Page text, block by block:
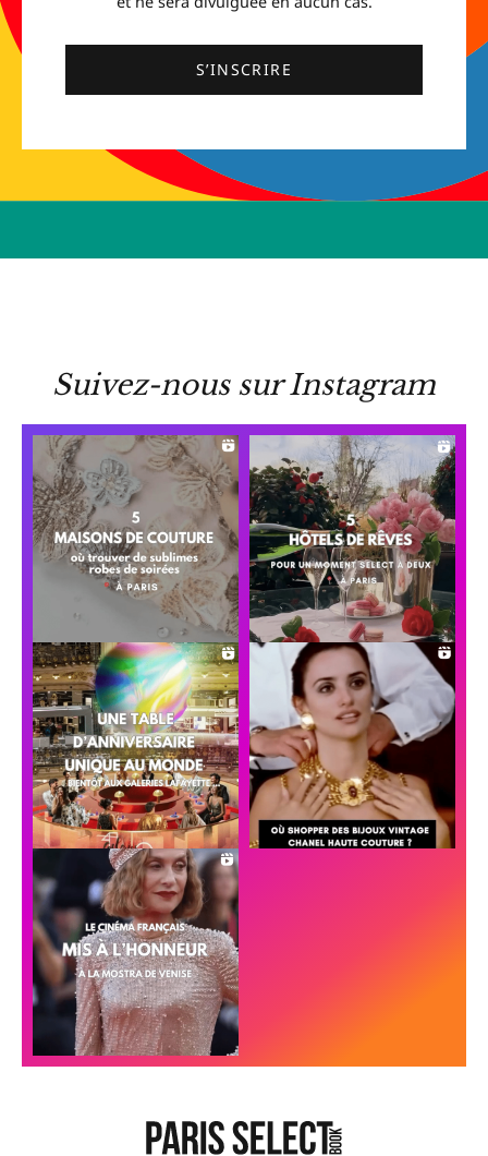
S’INSCRIRE
Suivez-nous sur Instagram